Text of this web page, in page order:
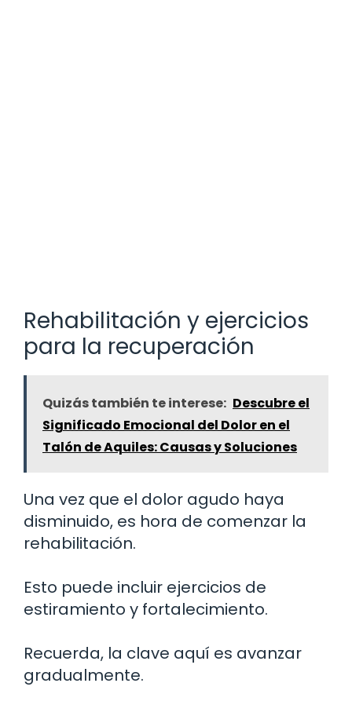
Rehabilitación y ejercicios
para la recuperación
Quizás también te interese: Descubre el
Significado Emocional del Dolor en el
Talón de Aquiles: Causas y Soluciones
Una vez que el dolor agudo haya
disminuido, es hora de comenzar la
rehabilitación.
Esto puede incluir ejercicios de
estiramiento y fortalecimiento.
Recuerda, la clave aquí es avanzar
gradualmente.